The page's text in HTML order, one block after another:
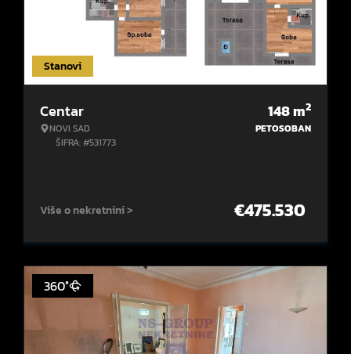
Stanovi
Centar
NOVI SAD
ŠIFRA: #531773
148m2
PETOSOBAN
Više o nekretnini > €475.530
360°